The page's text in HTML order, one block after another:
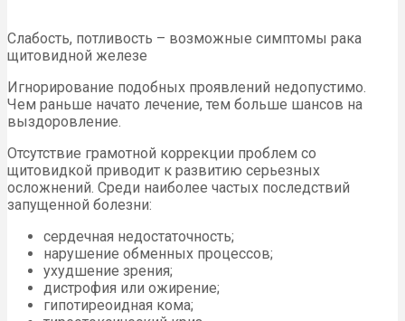
Слабость, потливость – возможные симптомы рака
щитовидной железе
Игнорирование подобных проявлений недопустимо.
Чем раньше начато лечение, тем больше шансов на
выздоровление.
Отсутствие грамотной коррекции проблем со
щитовидкой приводит к развитию серьезных
осложнений. Среди наиболее частых последствий
запущенной болезни:
сердечная недостаточность;
нарушение обменных процессов;
ухудшение зрения;
дистрофия или ожирение;
гипотиреоидная кома;